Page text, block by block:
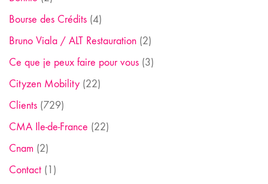
Bourse des Crédits (4)
Bruno Viala / ALT Restauration (2)
Ce que je peux faire pour vous (3)
Cityzen Mobility (22)
Clients (729)
CMA Ile-de-France (22)
Cnam (2)
Contact (1)